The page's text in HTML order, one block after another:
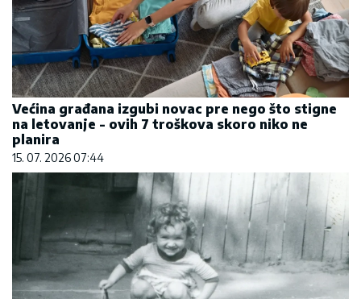
Većina građana izgubi novac pre nego što stigne
na letovanje - ovih 7 troškova skoro niko ne
planira
15. 07. 2026 07:44